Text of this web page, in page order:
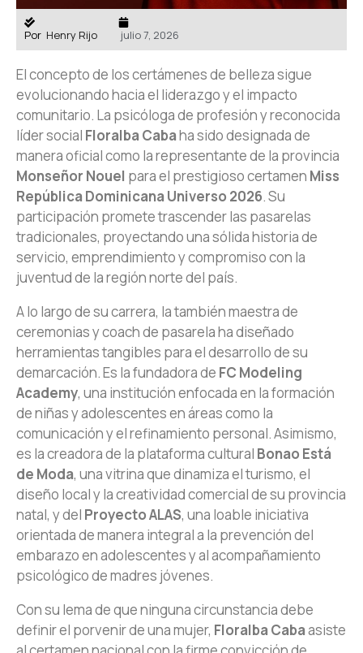
Por Henry Rijo julio 7, 2026
El concepto de los certámenes de belleza sigue
evolucionando hacia el liderazgo y el impacto
comunitario. La psicóloga de profesión y reconocida
líder social Floralba Cabaha sido designada de
manera oficial como la representante de la provincia
Monseñor Nouel para el prestigioso certamen Miss
República Dominicana Universo 2026. Su
participación promete trascender las pasarelas
tradicionales, proyectando una sólida historia de
servicio, emprendimiento y compromiso con la
juventud de la región norte del país.
A lo largo de su carrera, la también maestra de
ceremonias y coach de pasarela ha diseñado
herramientas tangibles para el desarrollo de su
demarcación. Es la fundadora de FC Modeling
Academy, una institución enfocada en la formación
de niñas y adolescentes en áreas como la
comunicación y el refinamiento personal. Asimismo,
es la creadora de la plataforma cultural Bonao Está
de Moda, una vitrina que dinamiza el turismo, el
diseño local y la creatividad comercial de su provincia
natal, y del Proyecto ALAS, una loable iniciativa
orientada de manera integral a la prevención del
embarazo en adolescentes y al acompañamiento
psicológico de madres jóvenes.
Con su lema de que ninguna circunstancia debe
definir el porvenir de una mujer, Floralba Cabaasiste